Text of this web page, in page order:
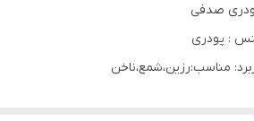
صدفی
: پودری
مناسب:رزین،شمع،ناخن